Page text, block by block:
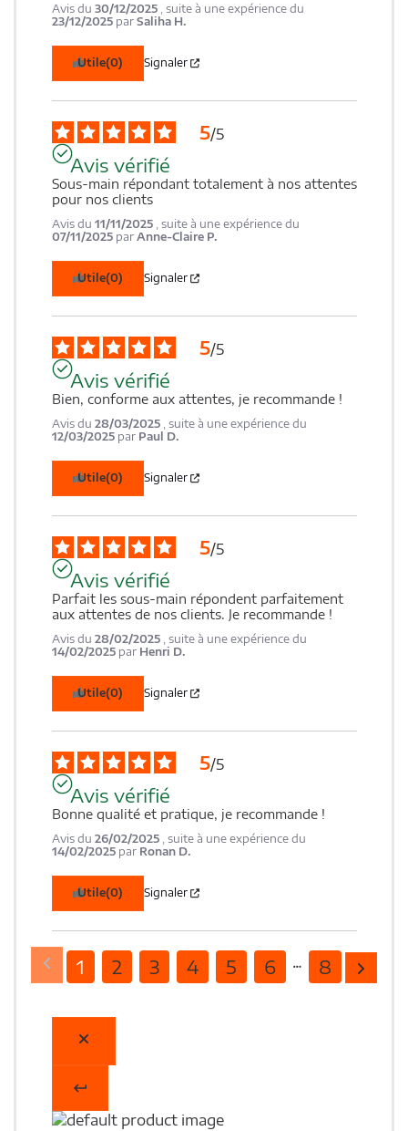
Avis du 30/12/2025
, suite à une expérience du
23/12/2025 par Saliha H.
Utile(0) Signaler
5/5
Avis vérifié
Sous-main répondant totalement à nos attentes
pour nos clients
Avis du 11/11/2025
, suite à une expérience du
07/11/2025 par Anne-Claire P.
Utile(0) Signaler
5/5
Avis vérifié
Bien, conforme aux attentes, je recommande !
Avis du 28/03/2025
, suite à une expérience du
12/03/2025 par Paul D.
Utile(0) Signaler
5/5
Avis vérifié
Parfait les sous-main répondent parfaitement
aux attentes de nos clients. Je recommande !
Avis du 28/02/2025
, suite à une expérience du
14/02/2025 par Henri D.
Utile(0) Signaler
5/5
Avis vérifié
Bonne qualité et pratique, je recommande !
Avis du 26/02/2025
, suite à une expérience du
14/02/2025 par Ronan D.
Utile(0) Signaler
1 2 3 4 5 6 8